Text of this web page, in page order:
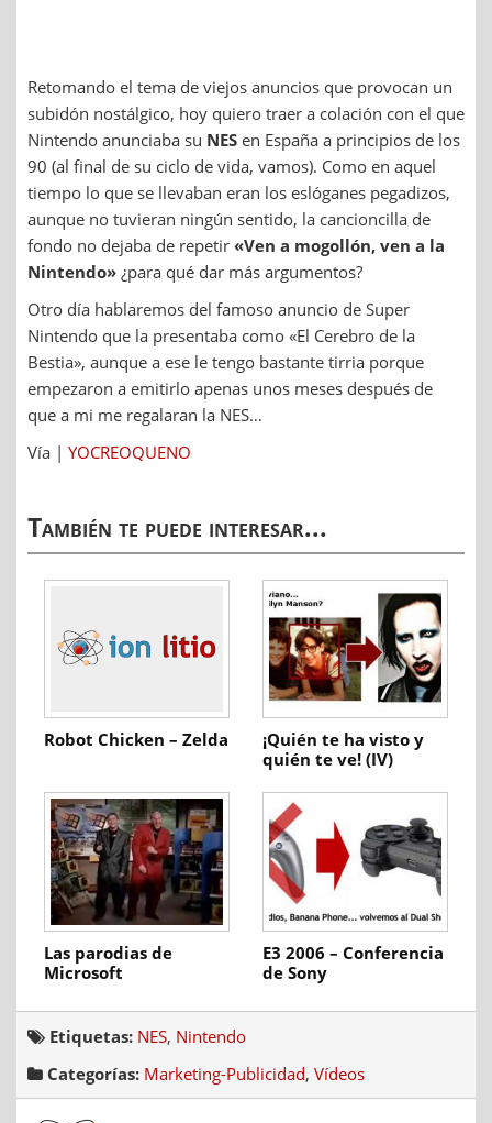
Retomando el tema de viejos anuncios que provocan un
subidón nostálgico, hoy quiero traer a colación con el que
Nintendo anunciaba su NES en España a principios de los
90 (al final de su ciclo de vida, vamos). Como en aquel
tiempo lo que se llevaban eran los eslóganes pegadizos,
aunque no tuvieran ningún sentido, la cancioncilla de
fondo no dejaba de repetir «Ven a mogollón, ven a la
Nintendo» ¿para qué dar más argumentos?
Otro día hablaremos del famoso anuncio de Super
Nintendo que la presentaba como «El Cerebro de la
Bestia», aunque a ese le tengo bastante tirria porque
empezaron a emitirlo apenas unos meses después de
que a mi me regalaran la NES…
Vía | YOCREOQUENO
También te puede interesar...
Robot Chicken – Zelda
¡Quién te ha visto y
quién te ve! (IV)
Las parodias de
Microsoft
E3 2006 – Conferencia
de Sony
Etiquetas: NES, Nintendo
Categorías: Marketing-Publicidad, Vídeos